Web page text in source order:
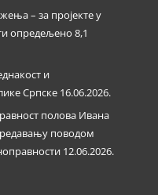
– за пројекте у
опредељено 8,1
и
Српске 16.06.2026.
полова Ивана
поводом
12.06.2026.